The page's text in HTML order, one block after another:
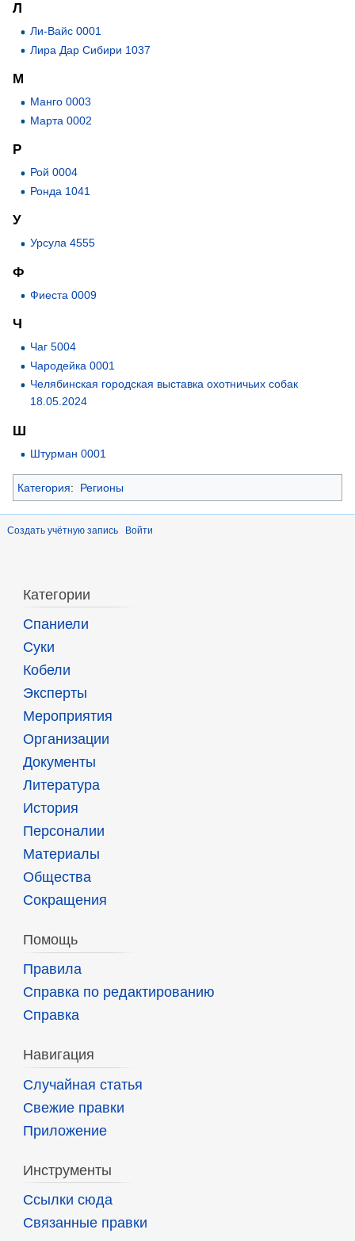
Л
Ли-Вайс 0001
Лира Дар Сибири 1037
М
Манго 0003
Марта 0002
Р
Рой 0004
Ронда 1041
У
Урсула 4555
Ф
Фиеста 0009
Ч
Чаг 5004
Чародейка 0001
Челябинская городская выставка охотничьих собак
18.05.2024
Ш
Штурман 0001
Категория: Регионы
Создать учётную запись Войти
Категории
Спаниели
Суки
Кобели
Эксперты
Мероприятия
Организации
Документы
Литература
История
Персоналии
Материалы
Общества
Сокращения
Помощь
Правила
Справка по редактированию
Справка
Навигация
Случайная статья
Свежие правки
Приложение
Инструменты
Ссылки сюда
Связанные правки